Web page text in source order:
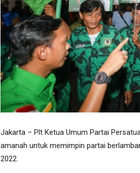
Jakarta – Plt Ketua Umum Partai
amanah untuk memimpin partai
2022.